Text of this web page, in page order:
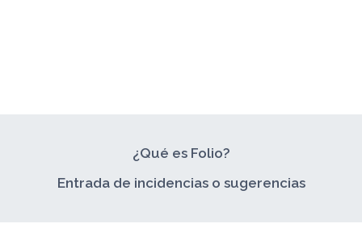
¿Qué es Folio?
Entrada de incidencias o sugerencias